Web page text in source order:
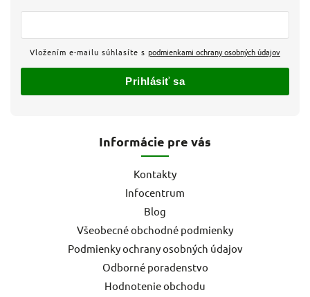
Informácie pre vás
Kontakty
Infocentrum
Blog
Všeobecné obchodné podmienky
Podmienky ochrany osobných údajov
Odborné poradenstvo
Hodnotenie obchodu
Vložením e-mailu súhlasíte s podmienkami ochrany osobných údajov
Prihlásiť sa